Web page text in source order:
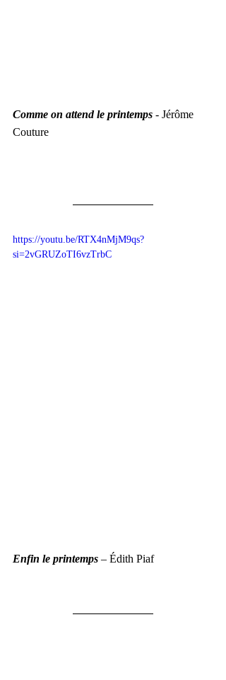
Comme on attend le printemps - Jérôme
Couture
https://youtu.be/RTX4nMjM9qs?
si=2vGRUZoTI6vzTrbC
Enfin le printemps – Édith Piaf